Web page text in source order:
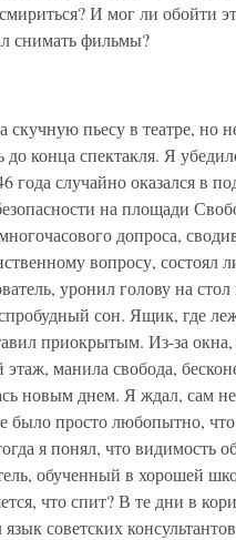
И мог ли обойти
снимать фильмы?
пьесу в театре, но
до конца спектакля. Я
года случайно оказался в
на площади
допроса,
вопросу, состоял
уронил голову на стол
сон. Ящик, где
приокрытым. Из-за окна,
манила свобода,
новым днем. Я ждал, сам
было просто любопытно,
я понял, что видимость
обученный в хорошей
что спит? В те дни в
язык советских